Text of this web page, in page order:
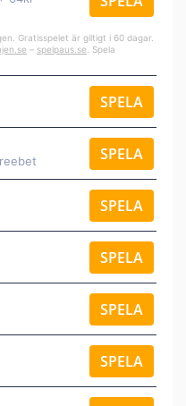
Gratisspelet är giltigt i 60 dagar.
– spelpaus.se . Spela
SPELA
SPELA
SPELA
SPELA
SPELA
SPELA